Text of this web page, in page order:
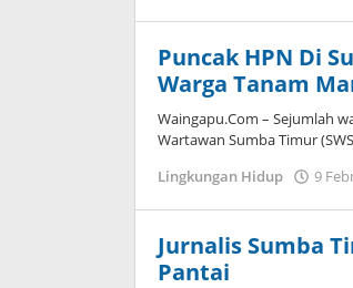
Puncak HPN Di
Warga Tanam
Waingapu.Com – Sejumlah
Wartawan Sumba Timur
Lingkungan Hidup
9
Jurnalis Sumba
Pantai